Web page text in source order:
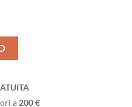
a 200 €